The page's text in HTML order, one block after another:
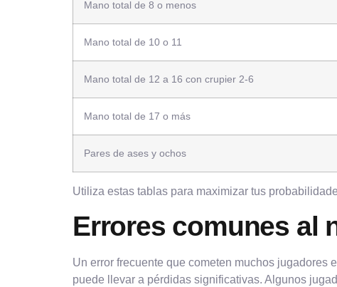
Mano total de 8 o menos
Mano total de 10 o 11
Mano total de 12 a 16 con crupier 2-6
Mano total de 17 o más
Pares de ases y ochos
Utiliza estas tablas para maximizar tus
Errores comunes al
Un error frecuente que cometen muchos jugadores
puede llevar a pérdidas significativas. Algunos